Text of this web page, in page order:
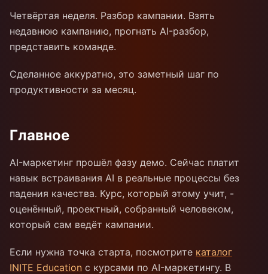
Четвёртая неделя. Разбор кампании. Взять
недавнюю кампанию, прогнать AI-разбор,
представить команде.
Сделанное аккуратно, это заметный шаг по
продуктивности за месяц.
Главное
AI-маркетинг прошёл фазу демо. Сейчас платит
навык встраивания AI в реальные процессы без
падения качества. Курс, который этому учит, -
оценённый, проектный, собранный человеком,
который сам ведёт кампании.
Если нужна точка старта, посмотрите каталог
INITE Education с курсами по AI-маркетингу. В